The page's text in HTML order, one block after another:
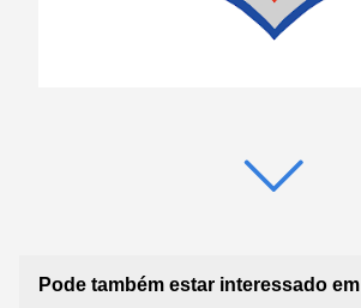
Pode também estar interessado em